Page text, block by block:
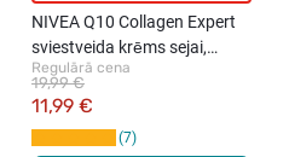
NIVEA Q10 Collagen Expert
sviestveida krēms sejai,
kaklam un dekoltē, 50ml
Regulārā cena
11,99 €
19,99 €
7